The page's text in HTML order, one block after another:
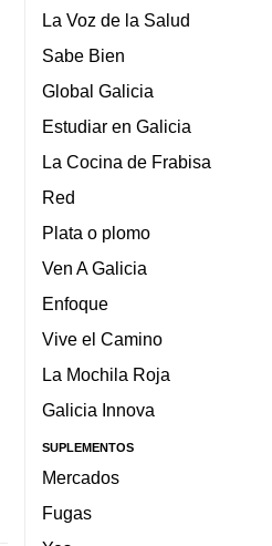
La Voz de la Salud
Sabe Bien
Global Galicia
Estudiar en Galicia
La Cocina de Frabisa
Red
Plata o plomo
Ven A Galicia
Enfoque
Vive el Camino
La Mochila Roja
Galicia Innova
SUPLEMENTOS
Mercados
Fugas